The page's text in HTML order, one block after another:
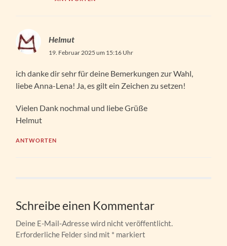
Helmut
19. Februar 2025 um 15:16 Uhr
ich danke dir sehr für deine Bemerkungen zur Wahl,
liebe Anna-Lena! Ja, es gilt ein Zeichen zu setzen!
Vielen Dank nochmal und liebe Grüße
Helmut
ANTWORTEN
Schreibe einen Kommentar
Deine E-Mail-Adresse wird nicht veröffentlicht.
Erforderliche Felder sind mit * markiert